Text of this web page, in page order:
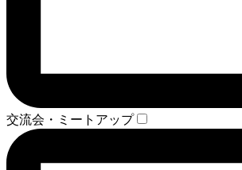
交流会・ミートアップ